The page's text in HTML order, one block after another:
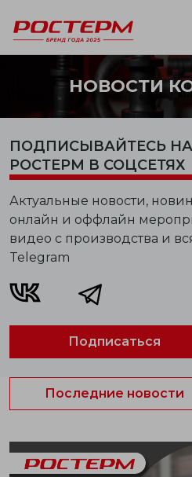
НОВОСТИ
ПОДПИСЫВАЙТЕСЬ
РОСТЕРМ В СОЦСЕТЯХ
Актуальные новости,
онлайн и оффлайн
видео с производства и
Telegram
Подписаться
Последние новости